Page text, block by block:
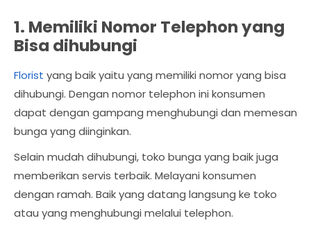
1. Memiliki Nomor Telephon yang
Bisa dihubungi
Florist yang baik yaitu yang memiliki nomor yang bisa
dihubungi. Dengan nomor telephon ini konsumen
dapat dengan gampang menghubungi dan memesan
bunga yang diinginkan.
Selain mudah dihubungi, toko bunga yang baik juga
memberikan servis terbaik. Melayani konsumen
dengan ramah. Baik yang datang langsung ke toko
atau yang menghubungi melalui telephon.